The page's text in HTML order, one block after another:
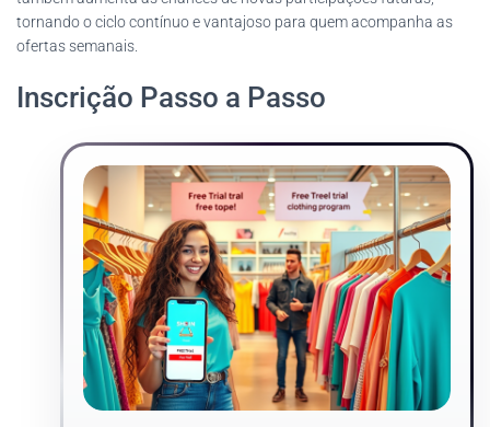
tornando o ciclo contínuo e vantajoso para quem acompanha as
ofertas semanais.
Inscrição Passo a Passo